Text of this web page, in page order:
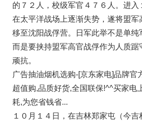
的７２人，校级军官４７６人。进入
在太平洋战场上逐渐失势，遂将盟军
移至沈阳战俘营。日军此举不是单纯
而是要挟持盟军高官战俘作为人质踞
顽抗。
广告抽油烟机选购-[京东家电]品牌官
超值购,品质好货,全国联保!^^买家电
耗,为您省钱省...
１０月１４日，在吉林郑家屯（今吉